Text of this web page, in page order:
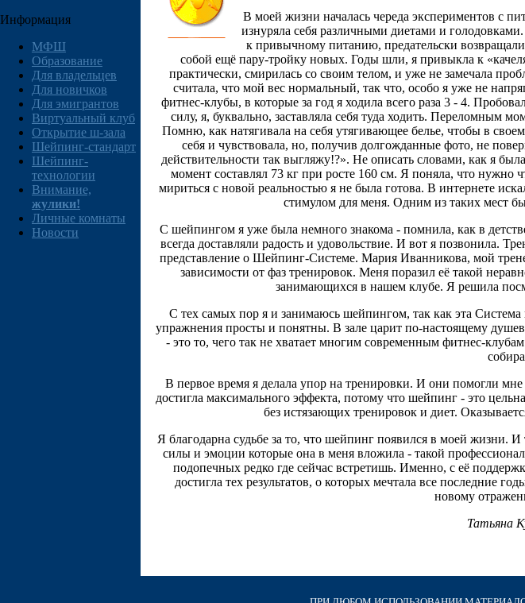
Информация
МФШ
Образование
Для владельцев
Для новичков
Для эмигрантов
Виртуальный клуб
Открытие ш-зала
Шейпинг-стандарт
Шейпинг-
технологии
Внимание,
жулики!
Личные комнаты
Новости
В моей жизни началась череда экспериментов с
изнуряла себя различными диетами и
к привычному питанию, предательски
собой ещё пару-тройку новых. Годы шли, я привыкла к
практически, смирилась со своим телом, и уже не замечала
считала, что мой вес нормальный, так что, особо я уже не
фитнес-клубы, в которые за год я ходила всего раза 3 - 4.
силу, я, буквально, заставляла себя туда ходить. Переломным
Помню, как натягивала на себя утягивающее белье, чтобы в
себя и чувствовала, но, получив долгожданные фото, не
действительности так выгляжу!?». Не описать словами, как я
момент составлял 73 кг при росте 160 см. Я поняла, что нужно
мириться с новой реальностью я не была готова. В интернете
стимулом для меня. Одним из таких мест
С шейпингом я уже была немного знакома - помнила, как в
всегда доставляли радость и удовольствие. И вот я позвонила.
представление о Шейпинг-Системе. Мария Иванникова, мой
зависимости от фаз тренировок. Меня поразил её такой
занимающихся в нашем клубе. Я решила
С тех самых пор я и занимаюсь шейпингом, так как эта
упражнения просты и понятны. В зале царит по-настоящему
- это то, чего так не хватает многим современным фитнес-
В первое время я делала упор на тренировки. И они помогли
достигла максимального эффекта, потому что шейпинг - это
без истязающих тренировок и диет.
Я благодарна судьбе за то, что шейпинг появился в моей жизни.
силы и эмоции которые она в меня вложила - такой
подопечных редко где сейчас встретишь. Именно, с её
достигла тех результатов, о которых мечтала все последние
новому
Татьяна